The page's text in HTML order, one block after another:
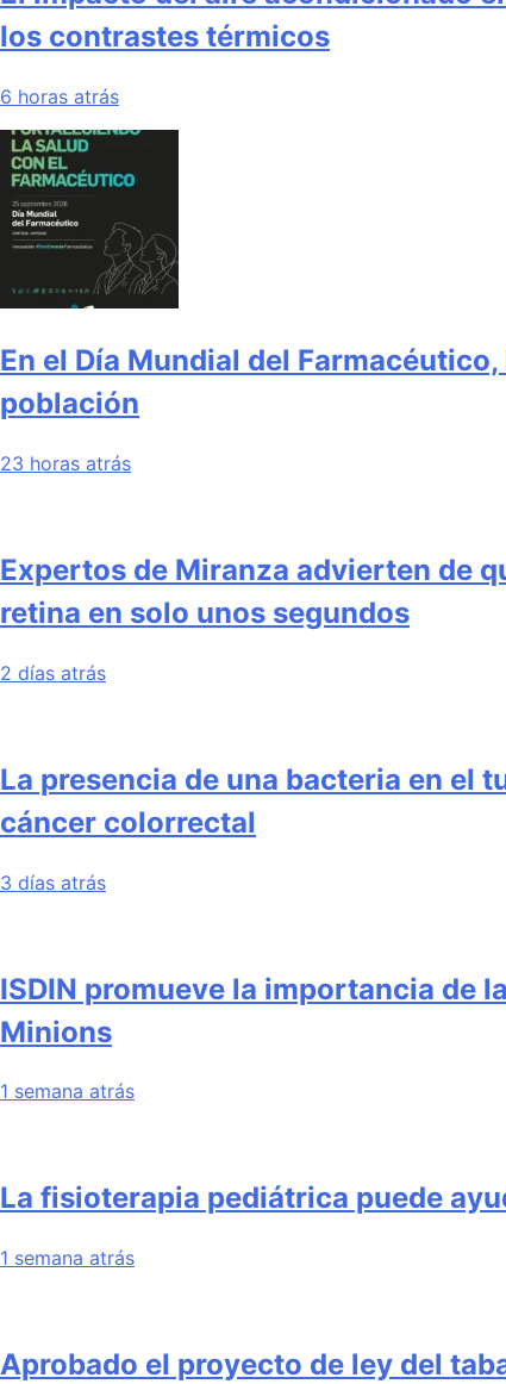
los contrastes térmicos
6 horas atrás
En el Día Mundial del
población
23 horas atrás
Expertos de Miranza advierten de
retina en solo unos segundos
2 días atrás
La presencia de una bacteria en el
cáncer colorrectal
3 días atrás
ISDIN promueve la importancia de
Minions
1 semana atrás
La fisioterapia pediátrica puede
1 semana atrás
Aprobado el proyecto de ley del